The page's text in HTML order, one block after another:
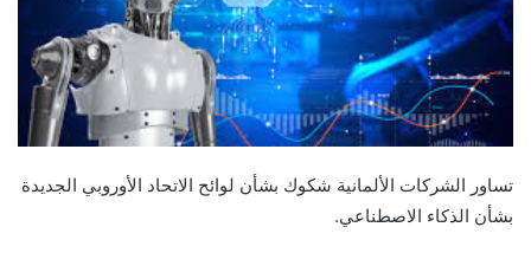
تساور الشركات الألمانية شكوك بشأن لوائح الاتحاد الأوروبي الجديدة
بشأن الذكاء الاصطناعي.